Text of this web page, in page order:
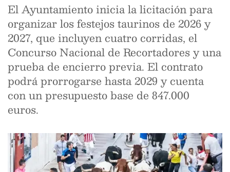
El Ayuntamiento inicia la licitación para
organizar los festejos taurinos de 2026 y
2027, que incluyen cuatro corridas, el
Concurso Nacional de Recortadores y una
prueba de encierro previa. El contrato
podrá prorrogarse hasta 2029 y cuenta
con un presupuesto base de 847.000
euros.